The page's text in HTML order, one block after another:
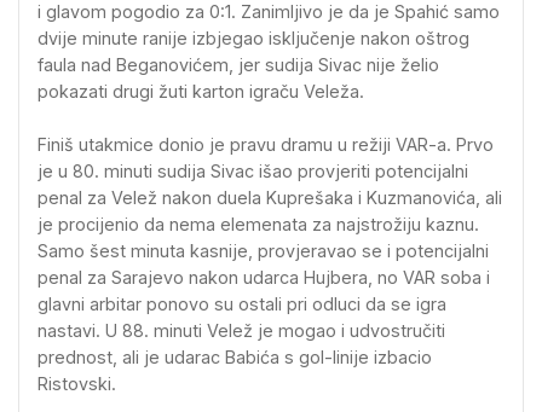
i glavom pogodio za 0:1. Zanimljivo je da je Spahić samo
dvije minute ranije izbjegao isključenje nakon oštrog
faula nad Beganovićem, jer sudija Sivac nije želio
pokazati drugi žuti karton igraču Veleža.
Finiš utakmice donio je pravu dramu u režiji VAR-a. Prvo
je u 80. minuti sudija Sivac išao provjeriti potencijalni
penal za Velež nakon duela Kuprešaka i Kuzmanovića, ali
je procijenio da nema elemenata za najstrožiju kaznu.
Samo šest minuta kasnije, provjeravao se i potencijalni
penal za Sarajevo nakon udarca Hujbera, no VAR soba i
glavni arbitar ponovo su ostali pri odluci da se igra
nastavi. U 88. minuti Velež je mogao i udvostručiti
prednost, ali je udarac Babića s gol-linije izbacio
Ristovski.